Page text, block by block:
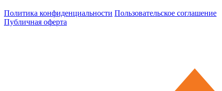
Политика конфиденциальности Пользовательское соглашение
Публичная оферта